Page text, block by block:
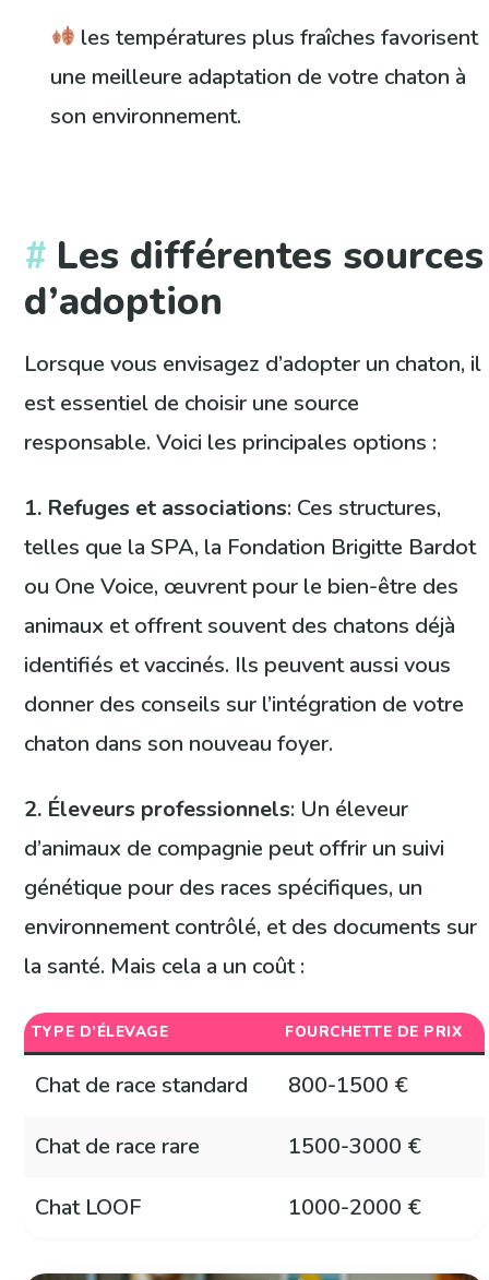
les températures plus fraîches favorisent
une meilleure adaptation de votre chaton à
son environnement.
Les différentes sources
d’adoption
Lorsque vous envisagez d’adopter un chaton, il
est essentiel de choisir une source
responsable. Voici les principales options :
1. Refuges et associations: Ces structures,
telles que la SPA, la Fondation Brigitte Bardot
ou One Voice, œuvrent pour le bien-être des
animaux et offrent souvent des chatons déjà
identifiés et vaccinés. Ils peuvent aussi vous
donner des conseils sur l’intégration de votre
chaton dans son nouveau foyer.
2. Éleveurs professionnels: Un éleveur
d’animaux de compagnie peut offrir un suivi
génétique pour des races spécifiques, un
environnement contrôlé, et des documents sur
la santé. Mais cela a un coût :
TYPE D’ÉLEVAGE FOURCHETTE DE PRIX
Chat de race standard 800-1500 €
Chat de race rare 1500-3000 €
Chat LOOF 1000-2000 €